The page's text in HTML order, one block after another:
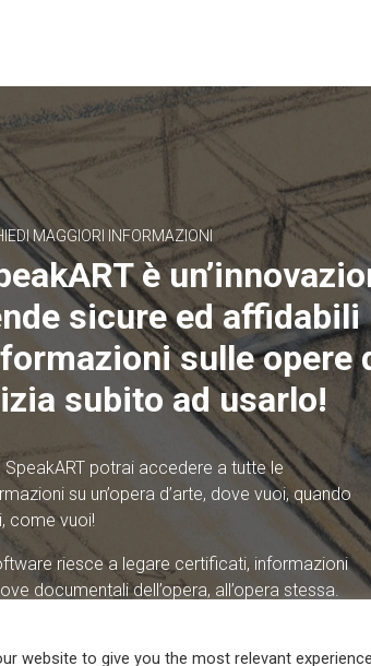
MAGGIORI INFORMAZIONI
è
sicure ed affidabili
sulle opere
subito ad usarlo!
SpeakART potrai accedere a tutte le
su un’opera d’arte, dove vuoi, quando
come vuoi!
riesce a legare certificati, informazioni
documentali dell’opera, all’opera stessa.
website to give you the most relevant